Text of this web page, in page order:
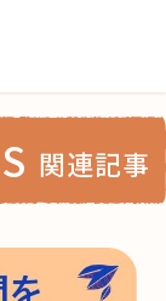
関連記事